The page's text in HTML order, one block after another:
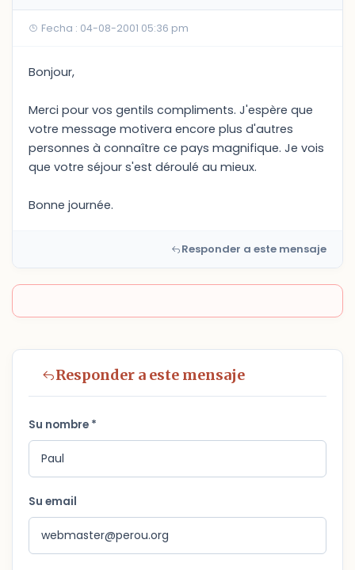
Fecha : 04-08-2001 05:36 pm
Bonjour,
Merci pour vos gentils compliments. J'espère que
votre message motivera encore plus d'autres
personnes à connaître ce pays magnifique. Je vois
que votre séjour s'est déroulé au mieux.
Bonne journée.
Responder a este mensaje
Responder a este mensaje
Su nombre *
Su email